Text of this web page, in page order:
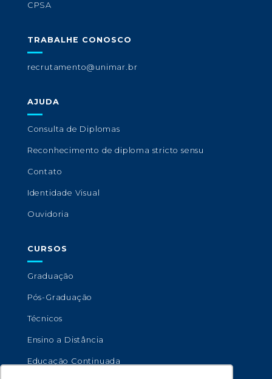
CPSA
TRABALHE CONOSCO
recrutamento@unimar.br
AJUDA
Consulta de Diplomas
Reconhecimento de diploma stricto sensu
Contato
Identidade Visual
Ouvidoria
CURSOS
Graduação
Pós-Graduação
Técnicos
Ensino a Distância
Educação Continuada